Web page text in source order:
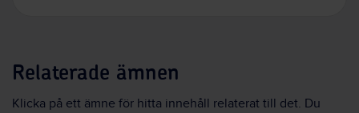
Relaterade ämnen
Klicka på ett ämne för hitta innehåll relaterat till det. Du